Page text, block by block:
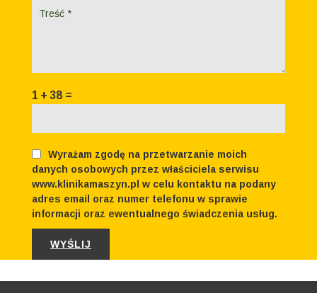
1 + 38 =
Wyrażam zgodę na przetwarzanie moich
danych osobowych przez właściciela serwisu
www.klinikamaszyn.pl w celu kontaktu na podany
adres email oraz numer telefonu w sprawie
informacji oraz ewentualnego świadczenia usług.